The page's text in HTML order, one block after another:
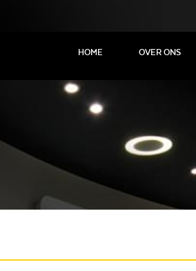
HOME OVER ONS